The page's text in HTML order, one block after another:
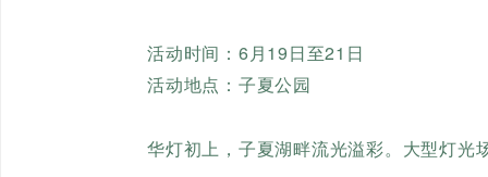
活动时间：6月19日至21日
活动地点：子夏公园
华灯初上，子夏湖畔流光溢彩。大型灯光